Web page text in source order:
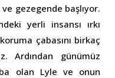
gezegende başlıyor.
yerli insansı ırkı
çabasını birkaç
Ardından günümüz
olan Lyle ve onun